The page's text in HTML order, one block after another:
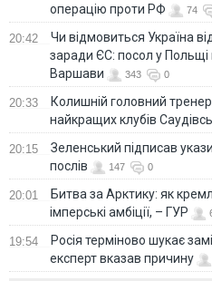
операцію проти РФ
74
20:42
Чи відмовиться Україна
заради ЄС: посол у Польщі
Варшави
343 0
20:33
Колишній головний
найкращих клубів
20:15
Зеленський підписав
послів
147 0
20:01
Битва за Арктику: як
імперські амбіції, – ГУР
19:54
Росія терміново шукає
експерт вказав причину